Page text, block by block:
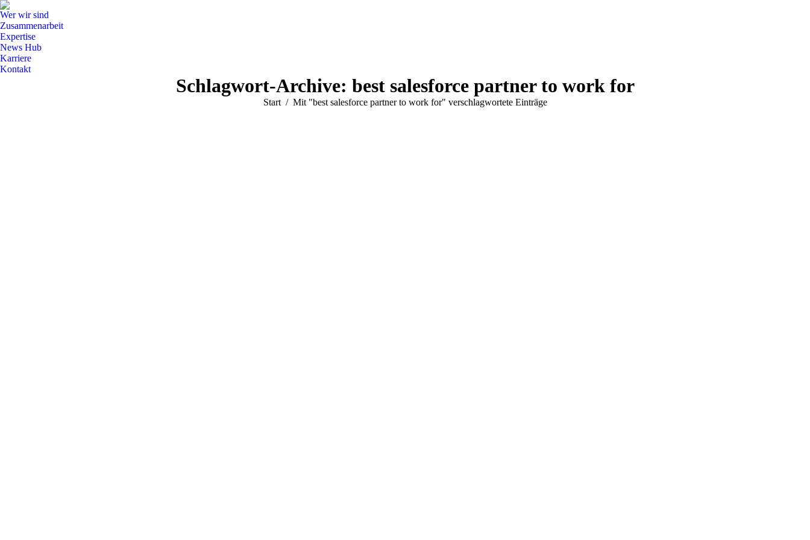
Wer wir sind
Zusammenarbeit
Expertise
News Hub
Karriere
Kontakt
Schlagwort-Archive: best salesforce partner to work for
Sie befinden sich hier:
Start Mit "best salesforce partner to work for" verschlagwortete Einträge